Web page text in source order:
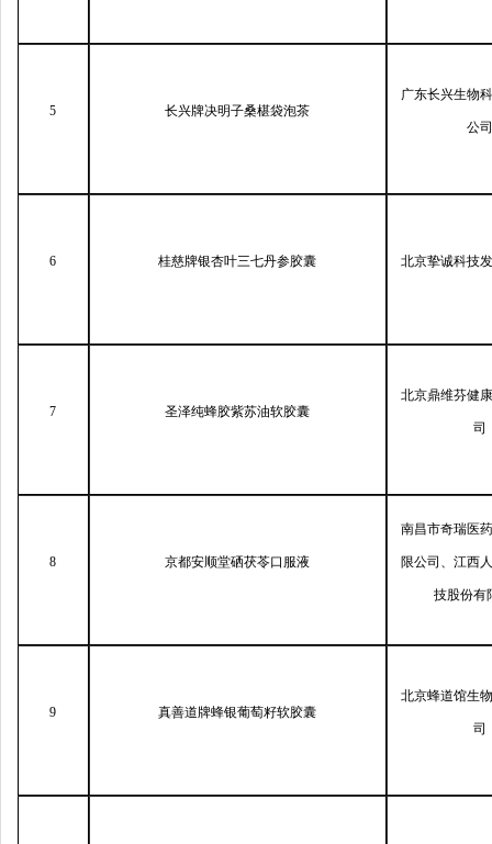
5 长兴牌决明子桑椹袋泡茶
广东长兴生物
公
6 桂慈牌银杏叶三七丹参胶囊 北京挚诚科技
7 圣泽纯蜂胶紫苏油软胶囊
北京鼎维芬健
司
8 京都安顺堂硒茯苓口服液
南昌市奇瑞医
限公司、江西
技股份有
9 真善道牌蜂银葡萄籽软胶囊
北京蜂道馆生
司